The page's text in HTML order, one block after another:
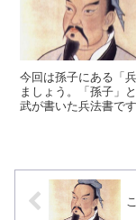
今回は孫子にある「
ましょう。「孫子」
武が書いた兵法書です